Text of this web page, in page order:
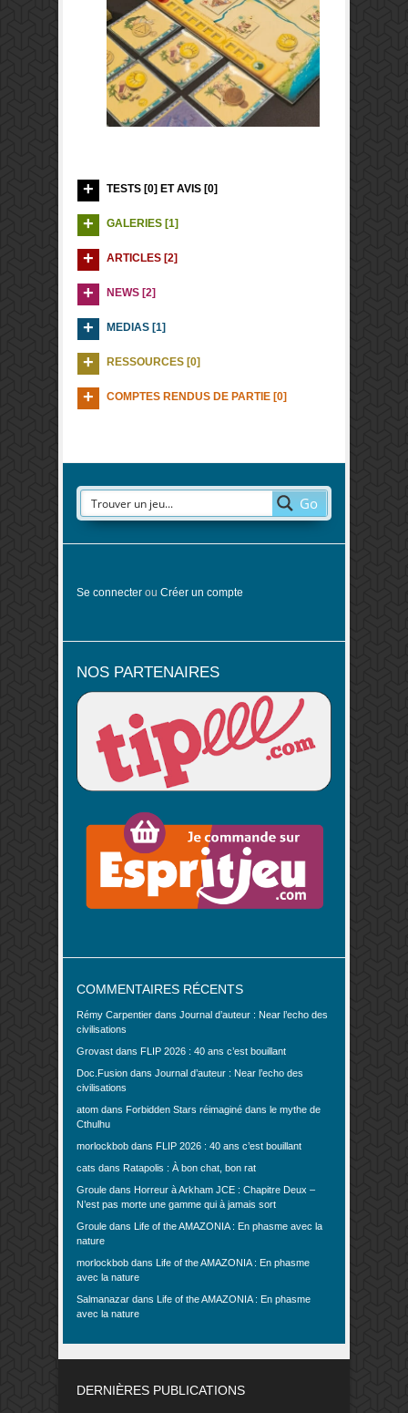
TESTS [0] ET AVIS [0]
GALERIES [1]
ARTICLES [2]
NEWS [2]
MEDIAS [1]
RESSOURCES [0]
COMPTES RENDUS DE PARTIE [0]
Go
Se connecter ou Créer un compte
NOS PARTENAIRES
COMMENTAIRES RÉCENTS
Rémy Carpentier dans Journal d’auteur : Near l’echo des
civilisations
Grovast dans FLIP 2026 : 40 ans c’est bouillant
Doc.Fusion dans Journal d’auteur : Near l’echo des
civilisations
atom dans Forbidden Stars réimaginé dans le mythe de
Cthulhu
morlockbob dans FLIP 2026 : 40 ans c’est bouillant
cats dans Ratapolis : À bon chat, bon rat
Groule dans Horreur à Arkham JCE : Chapitre Deux –
N’est pas morte une gamme qui à jamais sort
Groule dans Life of the AMAZONIA : En phasme avec la
nature
morlockbob dans Life of the AMAZONIA : En phasme
avec la nature
Salmanazar dans Life of the AMAZONIA : En phasme
avec la nature
DERNIÈRES PUBLICATIONS